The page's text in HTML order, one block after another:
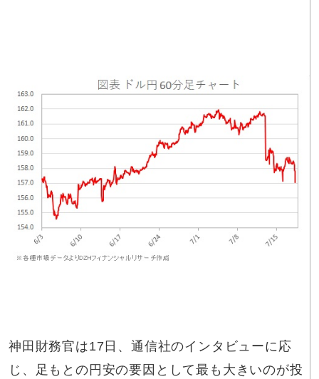
神田財務官は17日、通信社のインタビューに応
じ、足もとの円安の要因として最も大きいのが投